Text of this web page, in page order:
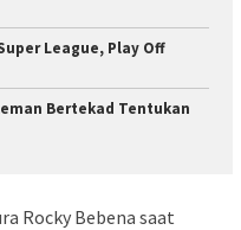
League, Play Off
Bertekad Tentukan
Rocky Bebena saat